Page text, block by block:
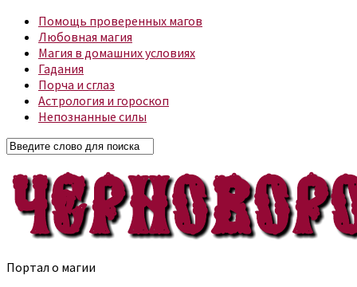
Помощь проверенных магов
Любовная магия
Магия в домашних условиях
Гадания
Порча и сглаз
Астрология и гороскоп
Непознанные силы
Портал о магии